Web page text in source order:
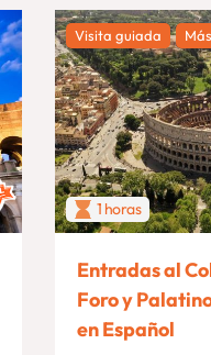
Visita guiada
1 horas
Entradas al
Foro y
en Español